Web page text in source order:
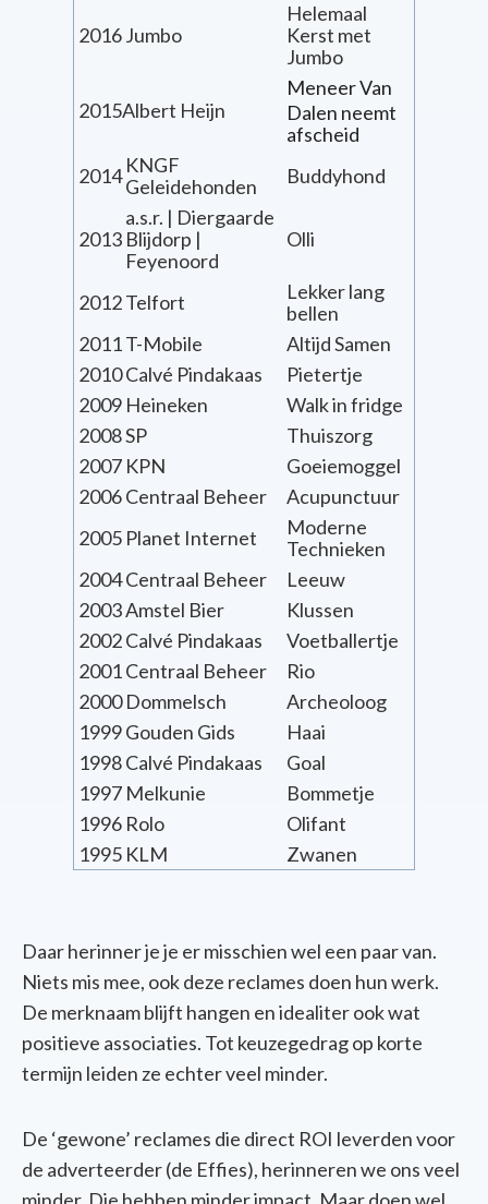
2016Jumbo
Helemaal
Kerst met
Jumbo
2015Albert Heijn
Meneer Van
Dalen neemt
afscheid
2014 KNGF
Geleidehonden
Buddyhond
2013
a.s.r. | Diergaarde
Blijdorp |
Feyenoord
Olli
2012Telfort
Lekker lang
bellen
2011T-Mobile
Altijd Samen
2010Calvé Pindakaas
Pietertje
2009 Heineken
Walk in fridge
2008SP
Thuiszorg
2007 KPN
Goeiemoggel
2006Centraal Beheer
Acupunctuur
2005 Planet Internet
Moderne
Technieken
2004Centraal Beheer
Leeuw
2003Amstel Bier
Klussen
2002Calvé Pindakaas
Voetballertje
2001Centraal Beheer
Rio
2000 Dommelsch
Archeoloog
1999Gouden Gids
Haai
1998Calvé Pindakaas
Goal
1997 Melkunie
Bommetje
1996 Rolo
Olifant
1995 KLM Zwanen
Daar herinner je je er misschien wel een paar van.
Niets mis mee, ook deze reclames doen hun werk.
De merknaam blijft hangen en idealiter ook wat
positieve associaties. Tot keuzegedrag op korte
termijn leiden ze echter veel minder.
De ‘gewone’ reclames die direct ROI leverden voor
de adverteerder (de Effies), herinneren we ons veel